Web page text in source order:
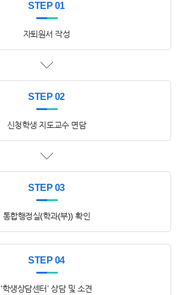
STEP 01
자퇴원서 작성
STEP 02
신청학생 지도교수 면담
STEP 03
통합행정실(학과(부)) 확인
STEP 04
‘학생상담센터’ 상담 및 소견